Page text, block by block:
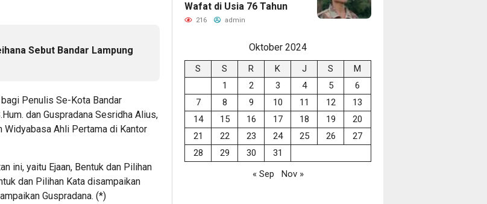
Sebut Bandar Lampung
Penulis Se-Kota Bandar
dan Guspradana Sesridha Alius,
Widyabasa Ahli Pertama di Kantor
ini, yaitu Ejaan, Bentuk dan Pilihan
dan Pilihan Kata disampaikan
Guspradana. (*)
Wafat di Usia 76 Tahun
216 admin
Oktober 2024
S S R K J S
M
1
2 3 4 5
6
7
8 9 10 11 12
13
14
15 16 17 18 19
20
21
22 23 24 25 26
27
28
29 30
31
« Sep
Nov »